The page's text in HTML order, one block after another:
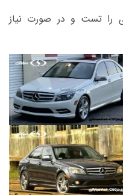
را تست و در صورت نیاز